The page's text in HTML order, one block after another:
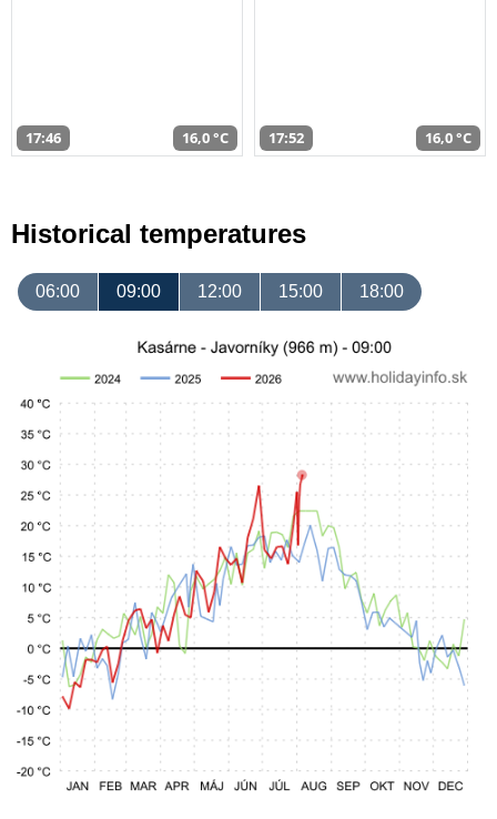
17:46 16,0 °C 17:52 16,0 °C
Historical temperatures
06:00 09:00 12:00 15:00 18:00